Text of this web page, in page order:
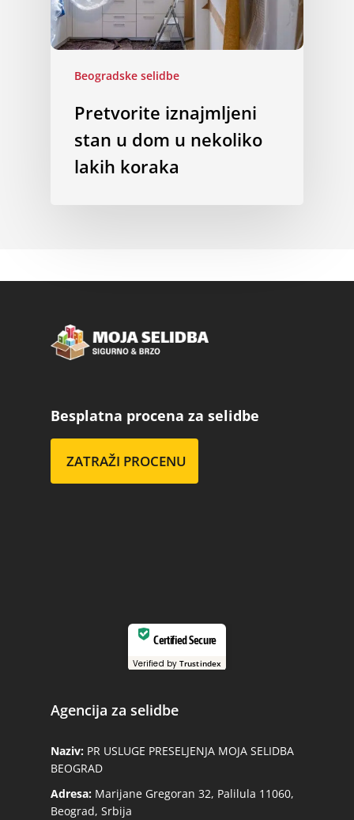
Beogradske selidbe
Pretvorite iznajmljeni
stan u dom u nekoliko
lakih koraka
Besplatna procena za selidbe
ZATRAŽI PROCENU
Certified Secure
Verified byTrustindex
Agencija za selidbe
Naziv: PR USLUGE PRESELJENJA MOJA SELIDBA
BEOGRAD
Adresa: Marijane Gregoran 32, Palilula 11060,
Beograd, Srbija